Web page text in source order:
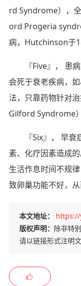
rd Syndrome），
ord Progeria
病，Hutchinson于
『Five』， 患
会死于衰老疾病，
法，只靠药物针对
Gilford Syndrome
『Six』， 早
素、化疗因素造成
生活作息时间不规
致卵巢功能不好，从
本文地址：
版权声明： 除非特
请以链接形式注明文